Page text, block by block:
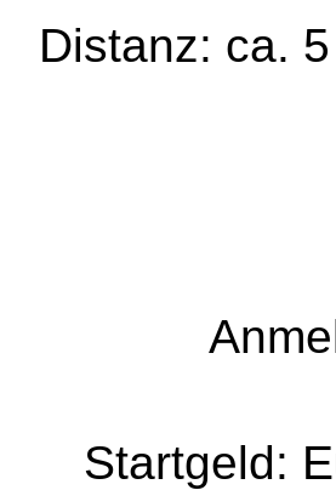
Distanz: ca.
Startgeld: